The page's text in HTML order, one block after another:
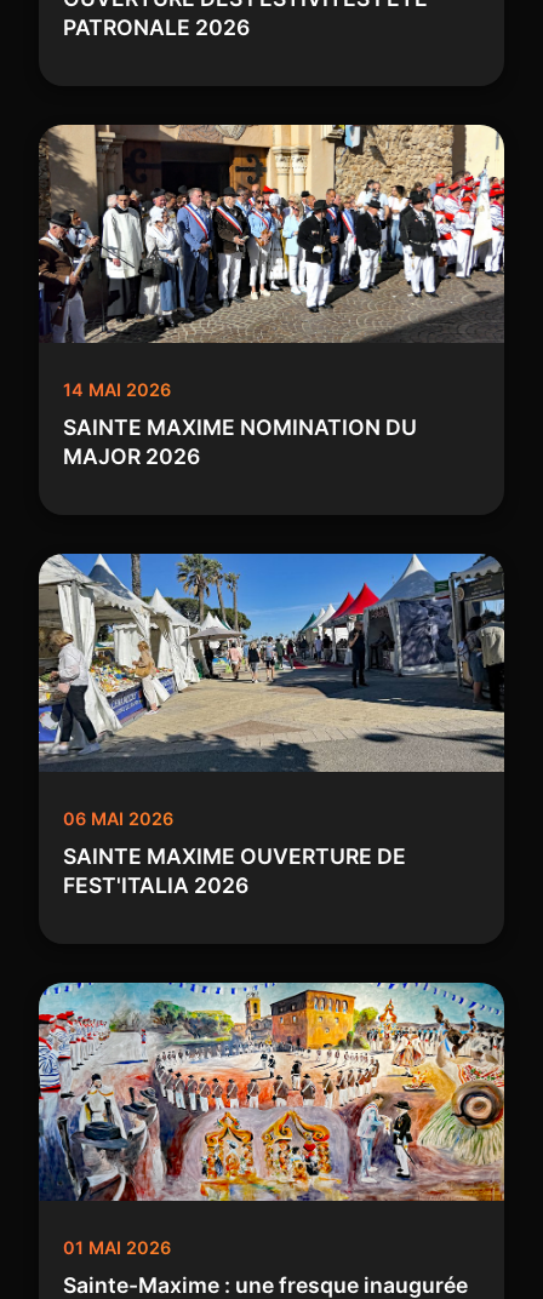
PATRONALE 2026
14 MAI 2026
SAINTE MAXIME NOMINATION DU
MAJOR 2026
06 MAI 2026
SAINTE MAXIME OUVERTURE DE
FEST'ITALIA 2026
01 MAI 2026
Sainte-Maxime : une fresque inaugurée